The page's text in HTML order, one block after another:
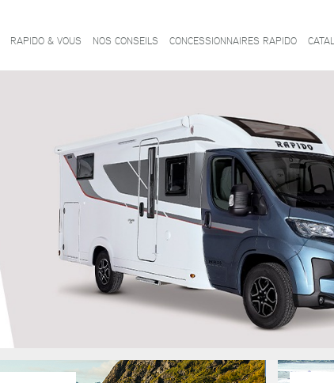
RAPIDO & VOUS NOS CONSEILS CONCESSIONNAIRES RAPIDO